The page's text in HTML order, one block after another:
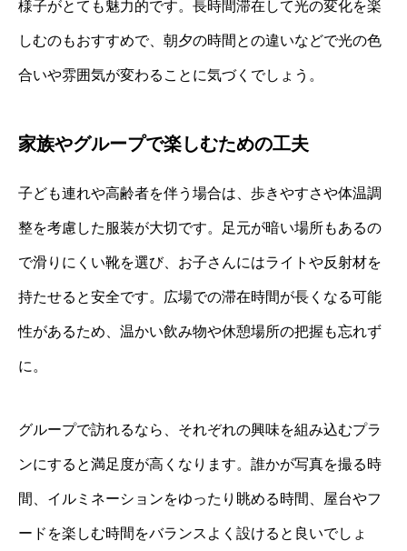
様子がとても魅力的です。長時間滞在して光の変化を楽
しむのもおすすめで、朝夕の時間との違いなどで光の色
合いや雰囲気が変わることに気づくでしょう。
家族やグループで楽しむための工夫
子ども連れや高齢者を伴う場合は、歩きやすさや体温調
整を考慮した服装が大切です。足元が暗い場所もあるの
で滑りにくい靴を選び、お子さんにはライトや反射材を
持たせると安全です。広場での滞在時間が長くなる可能
性があるため、温かい飲み物や休憩場所の把握も忘れず
に。
グループで訪れるなら、それぞれの興味を組み込むプラ
ンにすると満足度が高くなります。誰かが写真を撮る時
間、イルミネーションをゆったり眺める時間、屋台やフ
ードを楽しむ時間をバランスよく設けると良いでしょ